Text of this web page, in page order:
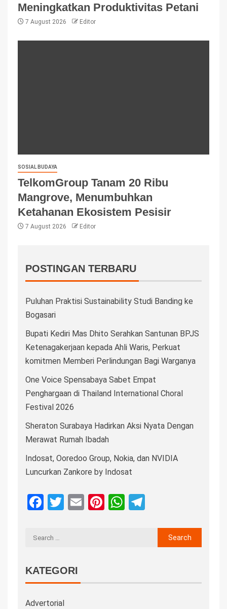
Meningkatkan Produktivitas Petani
7 August 2026 Editor
SOSIAL BUDAYA
TelkomGroup Tanam 20 Ribu
Mangrove, Menumbuhkan
Ketahanan Ekosistem Pesisir
7 August 2026 Editor
POSTINGAN TERBARU
Puluhan Praktisi Sustainability Studi Banding ke
Bogasari
Bupati Kediri Mas Dhito Serahkan Santunan BPJS
Ketenagakerjaan kepada Ahli Waris, Perkuat
komitmen Memberi Perlindungan Bagi Warganya
One Voice Spensabaya Sabet Empat
Penghargaan di Thailand International Choral
Festival 2026
Sheraton Surabaya Hadirkan Aksi Nyata Dengan
Merawat Rumah Ibadah
Indosat, Ooredoo Group, Nokia, dan NVIDIA
Luncurkan Zankore by Indosat
Facebook
Twitter
EmailPinterest
WhatsApp
KATEGORI
Advertorial